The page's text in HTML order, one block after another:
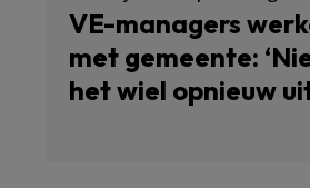
VE-managers
met gemeente:
het wiel opnieuw